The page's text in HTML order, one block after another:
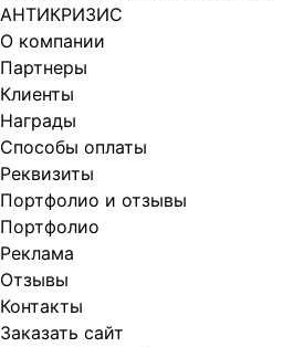
АНТИКРИЗИС
О компании
Партнеры
Клиенты
Награды
Способы оплаты
Реквизиты
Портфолио и отзывы
Портфолио
Реклама
Отзывы
Контакты
Заказать сайт